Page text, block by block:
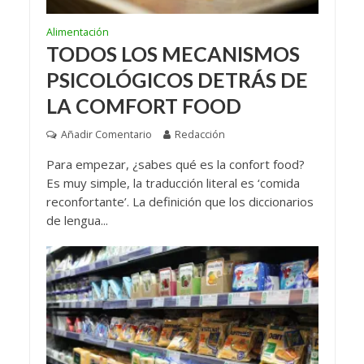
Alimentación
TODOS LOS MECANISMOS
PSICOLÓGICOS DETRÁS DE
LA COMFORT FOOD
Añadir Comentario Redacción
Para empezar, ¿sabes qué es la confort food?
Es muy simple, la traducción literal es ‘comida
reconfortante’. La definición que los diccionarios
de lengua...